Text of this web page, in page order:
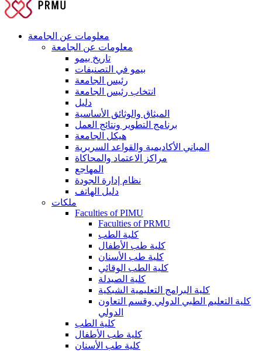
معلومات عن الجامعة
معلومات عن الجامعة
تاريخ بيمو
بيمو في التصنيفات
رئيس الجامعة
انتخاب رئيس الجامعة
دليل
الميثاق والوثائق الأساسية
برنامج التطوير ونتائج العمل
هيكل الجامعة
المباني الأكاديمية والقواعد السريرية
مراكز الاعتماد والمحاكاة
المهاجع
نظام إدارة الجودة
دليل الهاتف
ملكات
Faculties of PIMU
Faculties of PRMU
كلية الطب
كلية طب الأطفال
كلية طب الأسنان
كلية الطب الوقائي
كلية الصيدلة
كلية البرامج التعليمية الشبكية
كلية التعليم الطبي الدولي وقسم التعاون
الدولي
كلية الطب
كلية طب الأطفال
كلية طب الأسنان